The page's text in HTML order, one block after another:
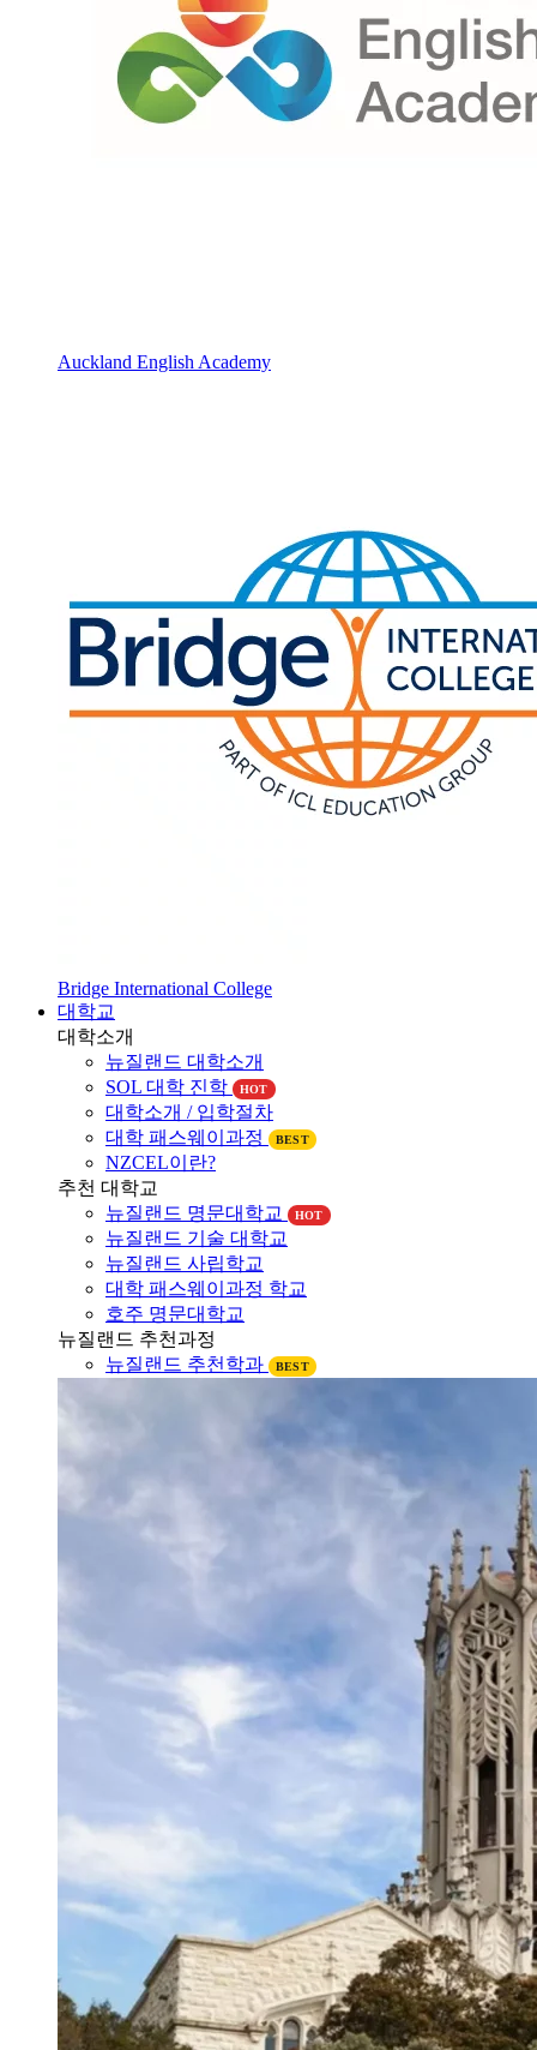
대학교
대학소개
뉴질랜드 대학소개
SOL 대학 진학
HOT
대학소개 / 입학절차
대학 패스웨이과정
NZCEL이란?
추천 대학교
뉴질랜드 명문대학교
뉴질랜드 기술 대학교
뉴질랜드 사립학교
대학 패스웨이과정 학교
호주 명문대학교
뉴질랜드 추천과정
뉴질랜드 추천학과